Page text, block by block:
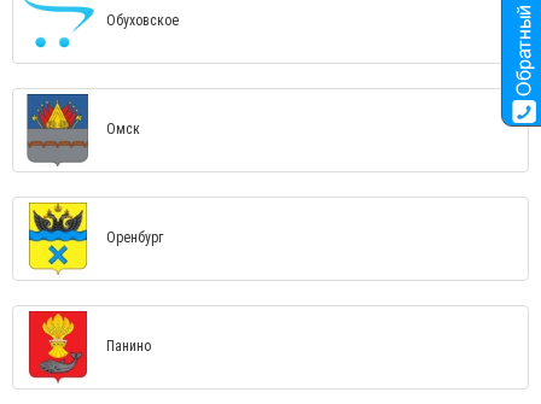
Обуховское
Омск
Оренбург
Панино